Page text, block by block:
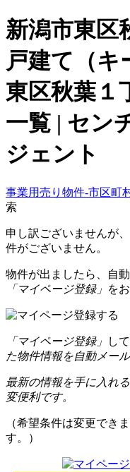
新潟市東区
戸建て（キ
東区秋葉１
一覧 | セン
ジェント
事業用売り物件-市区町
索
申し訳ございませんが
件がございません。
物件が出ましたら、自
「マイページ登録」 を
「マイページ登録」 し
た物件情報を自動メー
最新の情報を手に入れ
変便利です。
（希望条件は変更でき
す。）